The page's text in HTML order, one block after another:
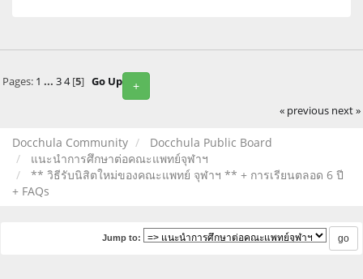
+
Pages: 1 ... 3 4[5] Go Up
« previous next »
Docchula Community
Docchula Public Board
แนะนำการศึกษาต่อคณะแพทย์จุฬาฯ
** วิธีรับนิสิตใหม่ของคณะแพทย์ จุฬาฯ ** + การเรียนตลอด 6 ปี
+ FAQs
Jump to: